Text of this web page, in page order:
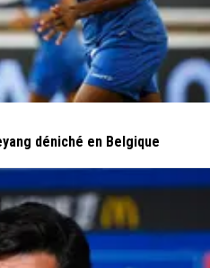
déniché en Belgique